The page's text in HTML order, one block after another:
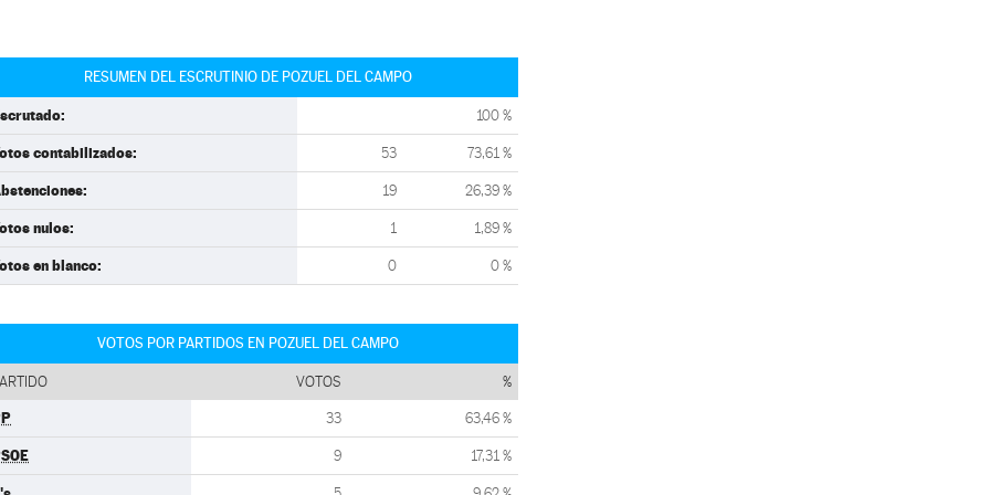
RESUMEN DEL ESCRUTINIO DE POZUEL DEL CAMPO
100 %
contabilizados: 53 73,61 %
19 26,39 %
nulos: 1 1,89 %
en blanco: 0 0 %
VOTOS POR PARTIDOS EN POZUEL DEL CAMPO
VOTOS %
33 63,46 %
9 17,31 %